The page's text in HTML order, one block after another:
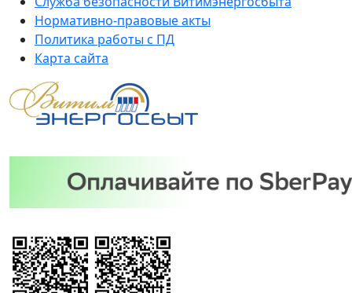
Нормативно-правовые акты
Политика работы с ПД
Карта сайта